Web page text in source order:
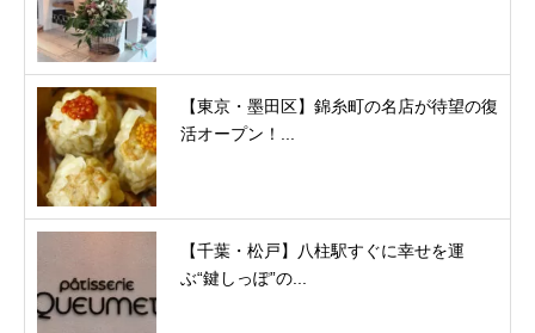
【東京・墨田区】錦糸町の名店が待望の復
活オープン！...
【千葉・松戸】八柱駅すぐに幸せを運
ぶ“鍵しっぽ”の...